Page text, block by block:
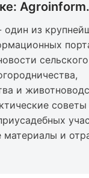
из
сельского
и
материалы и